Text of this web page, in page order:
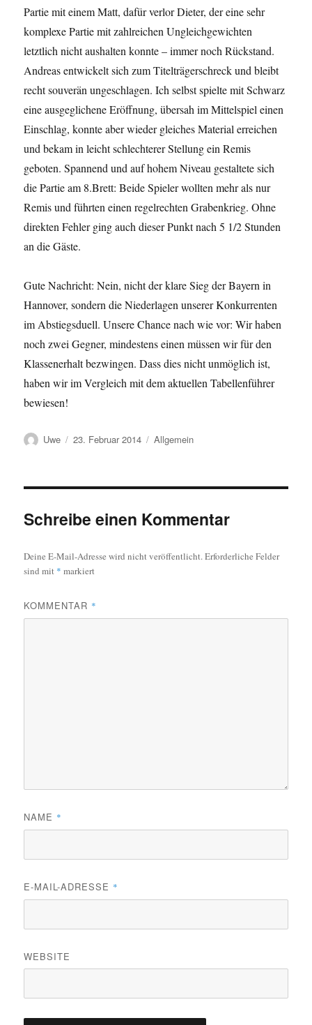
Partie mit einem Matt, dafür verlor Dieter, der eine sehr
komplexe Partie mit zahlreichen Ungleichgewichten
letztlich nicht aushalten konnte – immer noch Rückstand.
Andreas entwickelt sich zum Titelträgerschreck und bleibt
recht souverän ungeschlagen. Ich selbst spielte mit Schwarz
eine ausgeglichene Eröffnung, übersah im Mittelspiel einen
Einschlag, konnte aber wieder gleiches Material erreichen
und bekam in leicht schlechterer Stellung ein Remis
geboten. Spannend und auf hohem Niveau gestaltete sich
die Partie am 8.Brett: Beide Spieler wollten mehr als nur
Remis und führten einen regelrechten Grabenkrieg. Ohne
direkten Fehler ging auch dieser Punkt nach 5 1/2 Stunden
an die Gäste.
Gute Nachricht: Nein, nicht der klare Sieg der Bayern in
Hannover, sondern die Niederlagen unserer Konkurrenten
im Abstiegsduell. Unsere Chance nach wie vor: Wir haben
noch zwei Gegner, mindestens einen müssen wir für den
Klassenerhalt bezwingen. Dass dies nicht unmöglich ist,
haben wir im Vergleich mit dem aktuellen Tabellenführer
bewiesen!
Autor
Uwe
Veröffentlicht
23. Februar 2014 Kategorien
Allgemein
Schreibe einen Kommentar
Deine E-Mail-Adresse wird nicht veröffentlicht.Erforderliche Felder
sind mit * markiert
KOMMENTAR *
NAME *
E-MAIL-ADRESSE *
WEBSITE